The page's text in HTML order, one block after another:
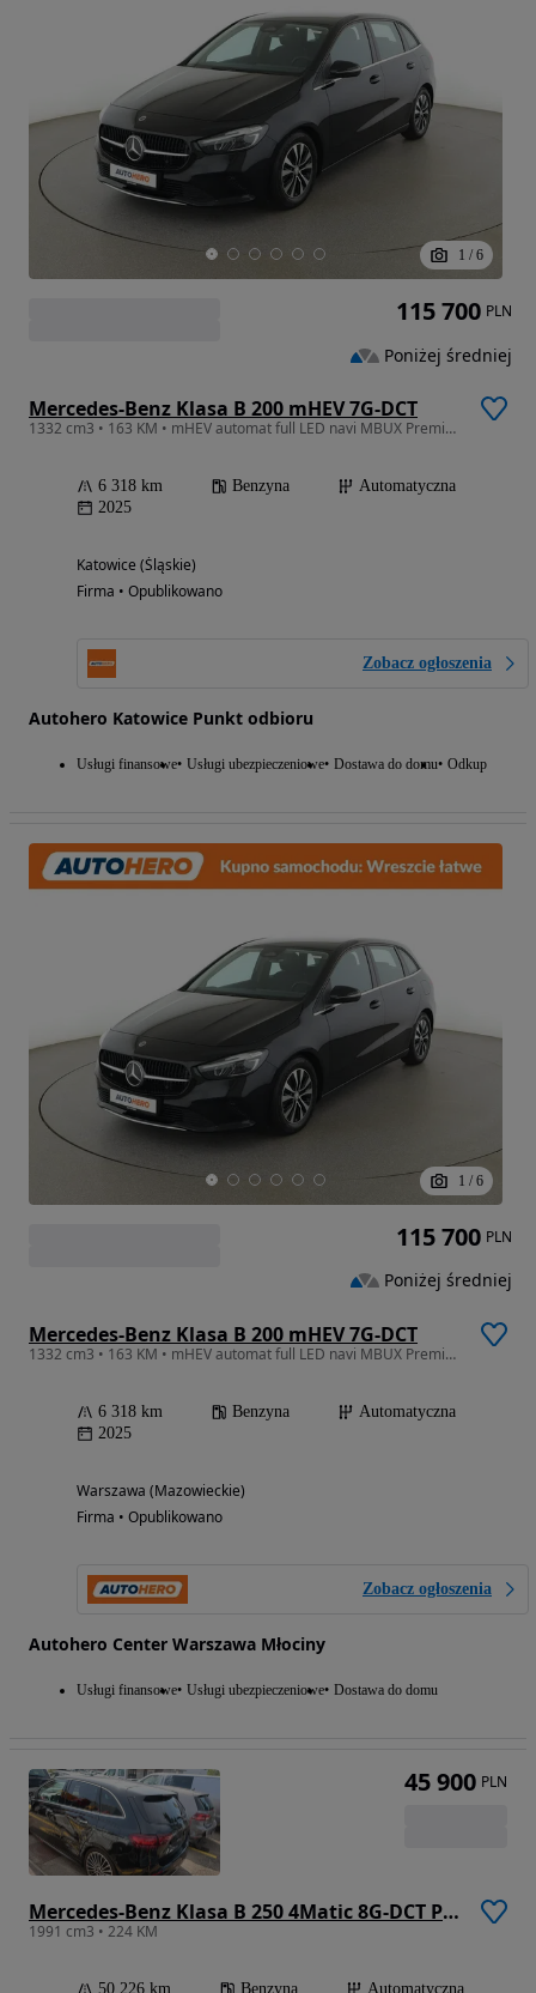
1 / 6
Mercedes-Benz Klasa B 200 mHEV 7G-DCT
1332 cm3 • 163 KM • mHEV automat full LED navi MBUX Premium kamera cofania el. klapa grzan
6 318 km Benzyna
Automatyczna
2025
Katowice (Śląskie)
Firma • Opublikowano
Zobacz ogłoszenia
Autohero Katowice Punkt odbioru
Usługi finansowe Usługi ubezpieczeniowe Dostawa do domu Odkup
115 700 PLN
Poniżej średniej
1 / 6
Mercedes-Benz Klasa B 200 mHEV 7G-DCT
1332 cm3 • 163 KM • mHEV automat full LED navi MBUX Premium kamera cofania el. klapa grzan
6 318 km Benzyna
Automatyczna
2025
Warszawa (Mazowieckie)
Firma • Opublikowano
Zobacz ogłoszenia
Autohero Center Warszawa Młociny
Usługi finansowe Usługi ubezpieczeniowe Dostawa do domu
115 700 PLN
Poniżej średniej
Mercedes-Benz Klasa B 250 4Matic 8G-DCT Progressive Advanced
1991 cm3 • 224 KM
50 226 km Benzyna
Automatyczna
45 900 PLN